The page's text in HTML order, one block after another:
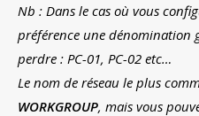
Nb : Dans le cas où vous
préférence une dénomination
perdre : PC-01, PC-02 etc…
Le nom de réseau le plus
WORKGROUP, mais vous